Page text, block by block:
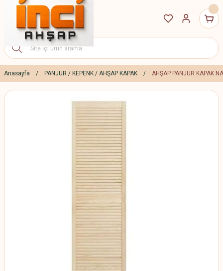
Anasayfa PANJUR / KEPENK / AHŞAP KAPAK AHŞAP PANJUR KAPAK